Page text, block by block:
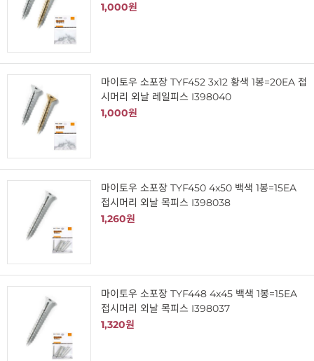
1,000원
마이토우 소포장 TYF452 3x12 황색 1봉=20EA 접
시머리 외날 레일피스 I398040
1,000원
마이토우 소포장 TYF450 4x50 백색 1봉=15EA
접시머리 외날 목피스 I398038
1,260원
마이토우 소포장 TYF448 4x45 백색 1봉=15EA
접시머리 외날 목피스 I398037
1,320원